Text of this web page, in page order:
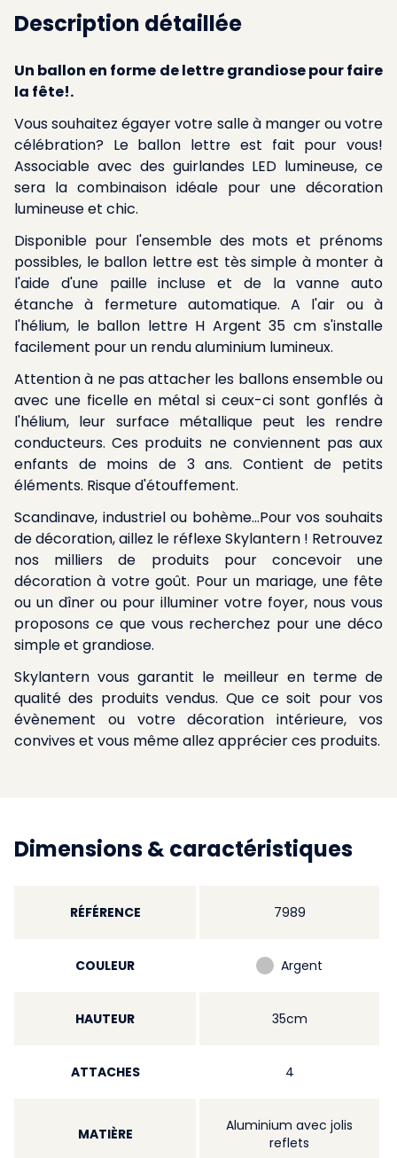
Description détaillée
Un ballon en forme de lettre grandiose pour faire
la fête!.
Vous souhaitez égayer votre salle à manger ou votre
célébration? Le ballon lettre est fait pour vous!
Associable avec des guirlandes LED lumineuse, ce
sera la combinaison idéale pour une décoration
lumineuse et chic.
Disponible pour l'ensemble des mots et prénoms
possibles, le ballon lettre est tès simple à monter à
l'aide d'une paille incluse et de la vanne auto
étanche à fermeture automatique. A l'air ou à
l'hélium, le ballon lettre H Argent 35 cm s'installe
facilement pour un rendu aluminium lumineux.
Attention à ne pas attacher les ballons ensemble ou
avec une ficelle en métal si ceux-ci sont gonflés à
l'hélium, leur surface métallique peut les rendre
conducteurs. Ces produits ne conviennent pas aux
enfants de moins de 3 ans. Contient de petits
éléments. Risque d'étouffement.
Scandinave, industriel ou bohème...Pour vos souhaits
de décoration, aillez le réflexe Skylantern ! Retrouvez
nos milliers de produits pour concevoir une
décoration à votre goût. Pour un mariage, une fête
ou un dîner ou pour illuminer votre foyer, nous vous
proposons ce que vous recherchez pour une déco
simple et grandiose.
Skylantern vous garantit le meilleur en terme de
qualité des produits vendus. Que ce soit pour vos
évènement ou votre décoration intérieure, vos
convives et vous même allez apprécier ces produits.
Dimensions & caractéristiques
RÉFÉRENCE 7989
COULEUR Argent
HAUTEUR 35cm
ATTACHES 4
MATIÈRE
Aluminium avec jolis
reflets